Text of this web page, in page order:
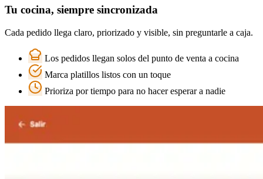
Tu cocina, siempre sincronizada
Cada pedido llega claro, priorizado y visible, sin preguntarle a caja.
Los pedidos llegan solos del punto de venta a cocina
Marca platillos listos con un toque
Prioriza por tiempo para no hacer esperar a nadie